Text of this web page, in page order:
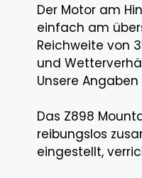
Der Motor am
einfach am
Reichweite von
und
Unsere
Das Z898
reibungslos
eingestellt,